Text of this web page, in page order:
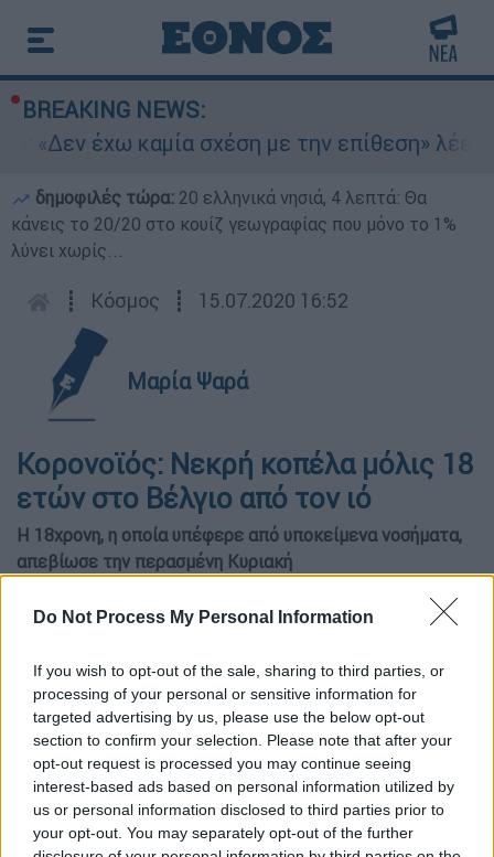
Do Not Process My Personal Information
If you wish to opt-out of the sale, sharing to third parties, or
processing of your personal or sensitive information for
targeted advertising by us, please use the below opt-out
section to confirm your selection. Please note that after your
opt-out request is processed you may continue seeing
interest-based ads based on personal information utilized by
us or personal information disclosed to third parties prior to
your opt-out. You may separately opt-out of the further
BREAKING NEWS:
«Δεν έχω καμία σχέση με την επίθεση» λέει
δημοφιλές τώρα: 20 ελληνικά νησιά, 4 λεπτά: Θα
κάνεις το 20/20 στο κουίζ γεωγραφίας που μόνο το 1%
λύνει χωρίς...
┋ Κόσμος ┋ 15.07.2020 16:52
Μαρία Ψαρά
Κορονοϊός: Νεκρή κοπέλα μόλις 18
ετών στο Βέλγιο από τον ιό
H 18χρονη, η οποία υπέφερε από υποκείμενα νοσήματα,
απεβίωσε την περασμένη Κυριακή